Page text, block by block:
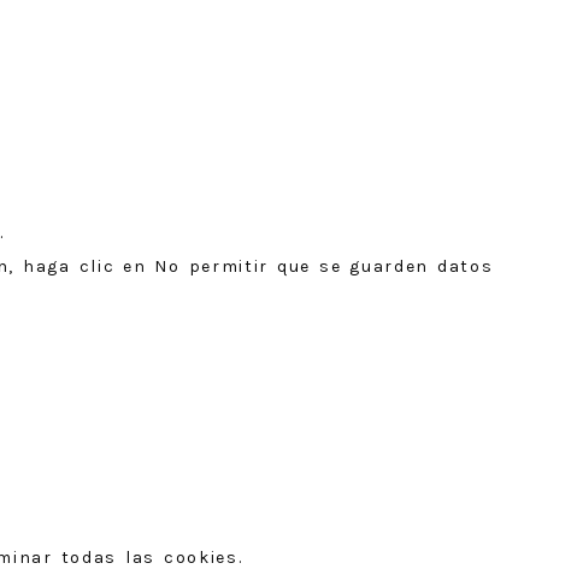
haga clic en No permitir que se guarden datos
todas las cookies.